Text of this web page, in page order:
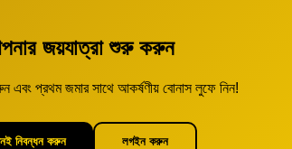
জয়যাত্রা শুরু করুন
প্রথম জমার সাথে আকর্ষণীয় বোনাস লুফে নিন!
নিবন্ধন করুন লগইন করুন